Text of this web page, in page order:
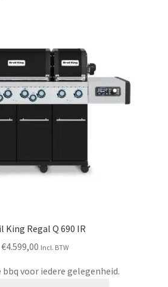
King Regal Q 690 IR
€4.599,00 Incl. BTW
voor iedere gelegenheid.